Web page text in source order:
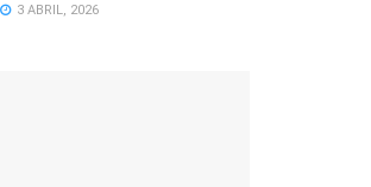
3 ABRIL, 2026